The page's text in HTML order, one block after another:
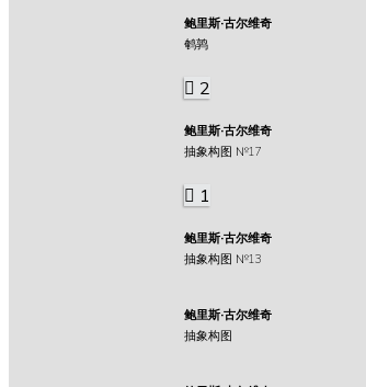
鲍里斯·古尔维奇
鹌鹑
2
鲍里斯·古尔维奇
抽象构图 №17
1
鲍里斯·古尔维奇
抽象构图 №13
鲍里斯·古尔维奇
抽象构图